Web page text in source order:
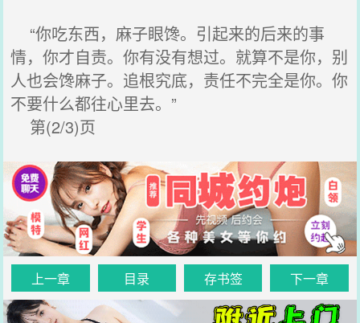
“你吃东西，麻子眼馋。引起来的后来的事
情，你才自责。你有没有想过。就算不是你，别
人也会馋麻子。追根究底，责任不完全是你。你
不要什么都往心里去。”
第(2/3)页
上一章 目录 存书签 下一章